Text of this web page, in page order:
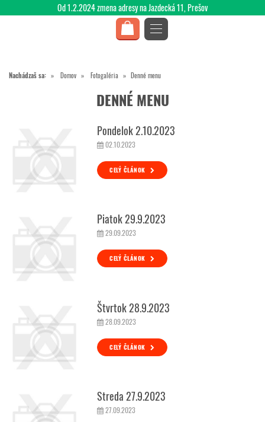
Nachádzaš sa: Domov Fotogaléria Denné menu
DENNÉ MENU
Pondelok 2.10.2023
02.10.2023
CELÝ ČLÁNOK
Piatok 29.9.2023
29.09.2023
CELÝ ČLÁNOK
Štvrtok 28.9.2023
28.09.2023
CELÝ ČLÁNOK
Streda 27.9.2023
27.09.2023
Od 1.2.2024 zmena adresy na Jazdecká 11, Prešov